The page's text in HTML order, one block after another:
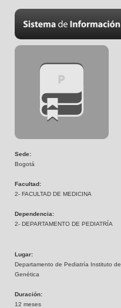
Sede:
Bogotá
Facultad:
2- FACULTAD DE MEDICINA
Dependencia:
2- DEPARTAMENTO DE PEDIATRÍA
Lugar:
Departamento de Pediatría Instituto de
Genética
Duración:
12 meses